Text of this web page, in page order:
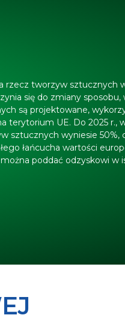
rzecz tworzyw sztucznych
się do zmiany sposobu,
są projektowane,
terytorium UE. Do 2025 r.,
sztucznych wyniesie 50%,
łańcucha wartości
poddać odzyskowi w